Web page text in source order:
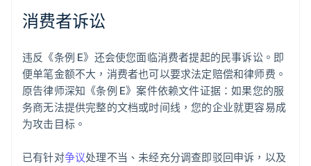
消费者诉讼
违反《条例 E》还会使您面临消费者提起的民事诉讼。即
便单笔金额不大，消费者也可以要求法定赔偿和律师费。
原告律师深知《条例 E》案件依赖文件证据：如果您的服
务商无法提供完整的文档或时间线，您的企业就更容易成
为攻击目标。
已有针对争议处理不当、未经充分调查即驳回申诉，以及